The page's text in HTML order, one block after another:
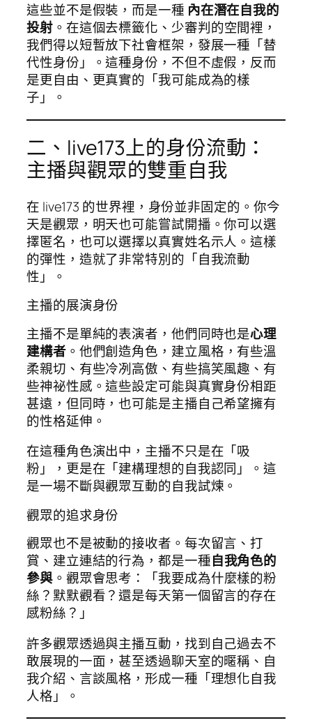
這些並不是假裝，而是一種 內在潛在自我的
投射。在這個去標籤化、少審判的空間裡，
我們得以短暫放下社會框架，發展一種「替
代性身份」。這種身份，不但不虛假，反而
是更自由、更真實的「我可能成為的樣
子」。
二、live173上的身份流動：
主播與觀眾的雙重自我
在 live173 的世界裡，身份並非固定的。你今
天是觀眾，明天也可能嘗試開播。你可以選
擇匿名，也可以選擇以真實姓名示人。這樣
的彈性，造就了非常特別的「自我流動
性」。
主播的展演身份
主播不是單純的表演者，他們同時也是心理
建構者。他們創造角色，建立風格，有些溫
柔親切、有些冷冽高傲、有些搞笑風趣、有
些神祕性感。這些設定可能與真實身份相距
甚遠，但同時，也可能是主播自己希望擁有
的性格延伸。
在這種角色演出中，主播不只是在「吸
粉」，更是在「建構理想的自我認同」。這
是一場不斷與觀眾互動的自我試煉。
觀眾的追求身份
觀眾也不是被動的接收者。每次留言、打
賞、建立連結的行為，都是一種自我角色的
參與。觀眾會思考：「我要成為什麼樣的粉
絲？默默觀看？還是每天第一個留言的存在
感粉絲？」
許多觀眾透過與主播互動，找到自己過去不
敢展現的一面，甚至透過聊天室的暱稱、自
我介紹、言談風格，形成一種「理想化自我
人格」。